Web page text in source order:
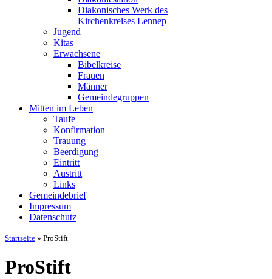
Diakonisches Werk des
Kirchenkreises Lennep
Jugend
Kitas
Erwachsene
Bibelkreise
Frauen
Männer
Gemeindegruppen
Mitten im Leben
Taufe
Konfirmation
Trauung
Beerdigung
Eintritt
Austritt
Links
Gemeindebrief
Impressum
Datenschutz
Startseite » ProStift
ProStift